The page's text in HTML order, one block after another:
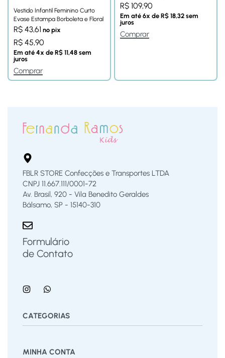
Vestido Infantil Feminino Curto
Evase Estampa Borboleta e Floral
R$ 43,61 no pix
R$ 45,90
Em até 4x de R$ 11,48 sem
juros
Comprar
R$ 109,90
Em até 6x de R$ 18,32 sem
juros
Comprar
FBLR STORE Confecções e Transportes LTDA
CNPJ 11.667.111/0001-72
Av. Brasil, 920 - Vila Benedito Geraldes
Bálsamo, SP - 15140-310
Formulário
de Contato
CATEGORIAS
MINHA CONTA